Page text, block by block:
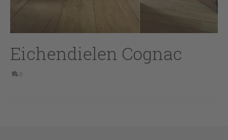
Eichendielen Cognac
0